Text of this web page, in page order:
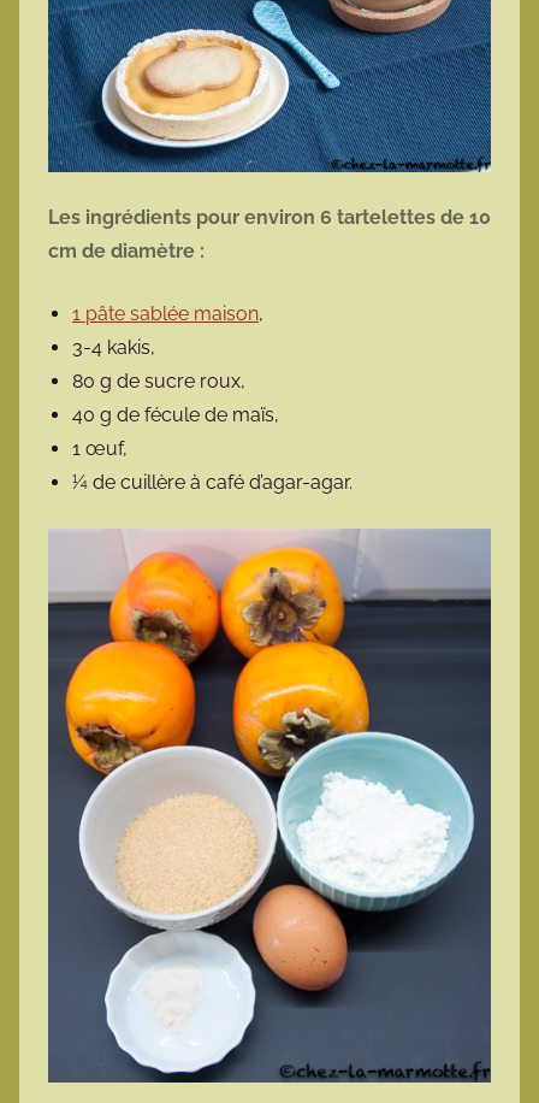
Les ingrédients pour environ 6 tartelettes de 10
cm de diamètre :
1 pâte sablée maison,
3-4 kakis,
80 g de sucre roux,
40 g de fécule de maïs,
1 œuf,
¼ de cuillère à café d’agar-agar.